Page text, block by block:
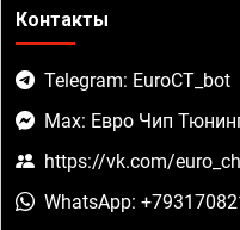
Контакты
Telegram: EuroCT_bot
Max: Евро Чип
https://vk.com/
WhatsApp: